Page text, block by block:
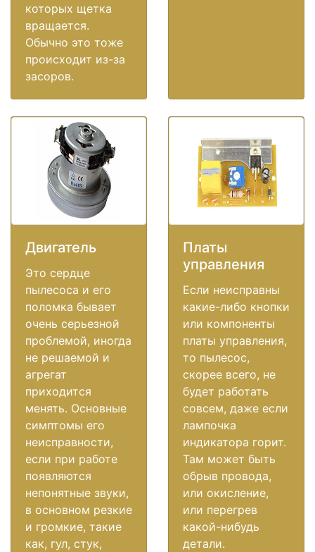
которых щетка
вращается.
Обычно это тоже
происходит из-за
засоров.
Двигатель
Это сердце
пылесоса и его
поломка бывает
очень серьезной
проблемой, иногда
не решаемой и
агрегат
приходится
менять. Основные
симптомы его
неисправности,
если при работе
появляются
непонятные звуки,
в основном резкие
и громкие, такие
как, гул, стук,
Платы
управления
Если неисправны
какие-либо кнопки
или компоненты
платы управления,
то пылесос,
скорее всего, не
будет работать
совсем, даже если
лампочка
индикатора горит.
Там может быть
обрыв провода,
или окисление,
или перегрев
какой-нибудь
детали.